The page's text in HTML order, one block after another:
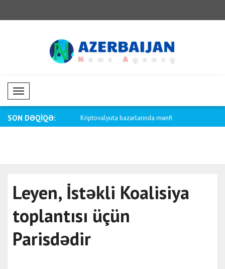
Mobil Menü
SON DƏQİQƏ:
və Papua Yeni Qvineya Kriptovalyuta bazarlarında mənfi
Leyen, İstəkli Koalisiya
toplantısı üçün
Parisdədir